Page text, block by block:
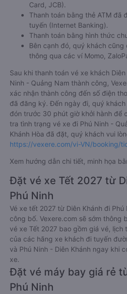
Card, JCB).
Thanh toán bằng thẻ ATM đã
tuyến (Internet Banking).
Thanh toán bằng hình thức
Bên cạnh đó, quý khách cũng
thông qua các ví Momo,
Sau khi thanh toán vé xe khách
Ninh - Quảng Nam thành công,
xác nhận thành công đến số điện
đã đăng ký. Đến ngày đi, quý
đón trước 30 phút giờ khởi hành để
tra tình trạng vé xe đi Phú Ninh -
Khánh Hòa đã đặt, quý khách vui
https://vexere.com/vi-VN/booking/
Xem hướng dẫn chi tiết, minh họa
Đặt vé xe Tết 2027 từ
Phú Ninh
Vé xe tết 2027 từ Diên Khánh đi
công bố. Vexere.com sẽ sớm thông
vé xe Tết 2027 bao gồm giá vé, lịch
của các hãng xe khách đi tuyến
và Phú Ninh - Diên Khánh ngay khi
xe.
Đặt vé máy bay giá rẻ
Phú Ninh